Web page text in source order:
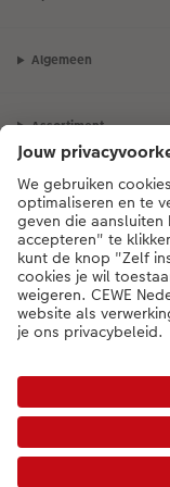
Algemeen
Assortiment
Als je een vraag hebt
0318 264 005[ma - vr
|Algemene